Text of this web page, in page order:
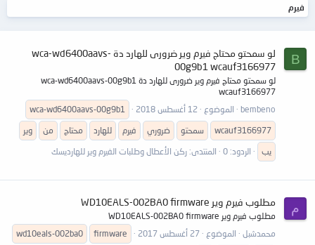
فيرم
B
لو سمحتو محتاج فيرم وير ضرورى للهارد دة wca-wd6400aavs-
00g9b1 wcauf3166977
لو سمحتو محتاج فيرم وير ضرورى للهارد دة wca-wd6400aavs-00g9b1
wcauf3166977
bembeno
الموضوع 12 أغسطس 2018
wca-wd6400aavs-00g9b1
wcauf3166977
سمحتو ضروري فيرم للهارد محتاج من
وير
يب
الردود: 0 المنتدى: ركن الأعطال وطلبات الفيرم وير للهارديسك
م مطلوب فيرم وير WD10EALS-002BA0 firmware
مطلوب فيرم وير WD10EALS-002BA0 firmware
محمدشبل
الموضوع 27 أغسطس 2017 firmware
wd10eals-002ba0